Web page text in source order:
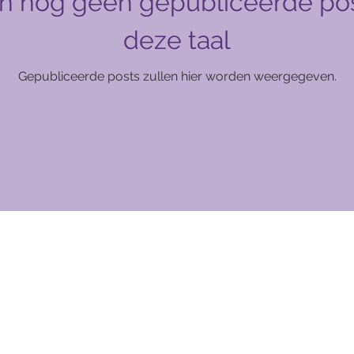
deze taal
Gepubliceerde posts zullen hier worden weergegeven.